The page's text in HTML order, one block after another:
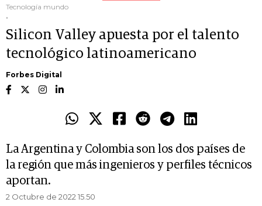
Tecnología mundo
.
Silicon Valley apuesta por el talento
tecnológico latinoamericano
Forbes Digital
La Argentina y Colombia son los dos países de
la región que más ingenieros y perfiles técnicos
aportan.
2 Octubre de 2022 15.50